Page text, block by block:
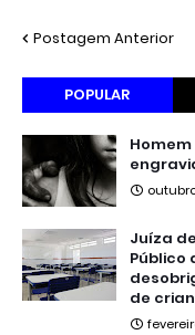
Postagem Anterior
POPULAR
Juíza
Público
de